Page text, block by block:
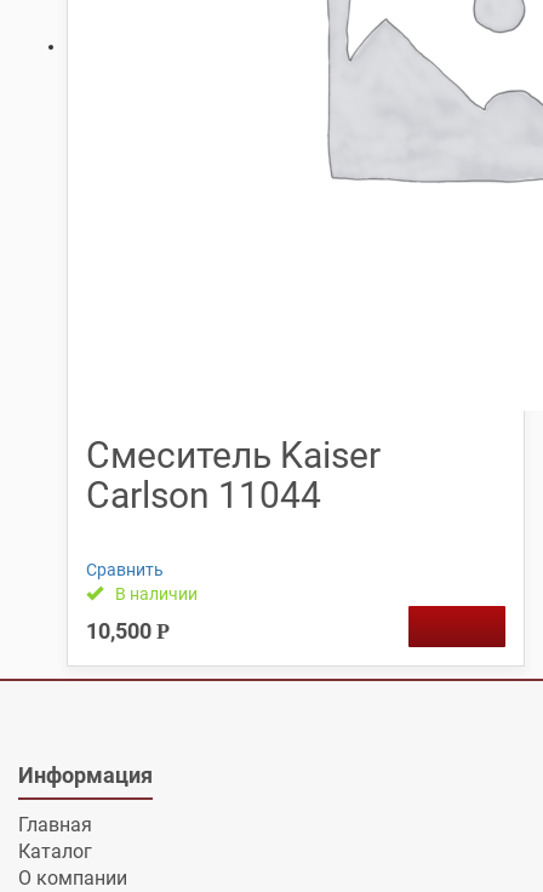
Смеситель Kaiser
Carlson 11044
Сравнить
В наличии
10,500 Р
Информация
Главная
Каталог
О компании